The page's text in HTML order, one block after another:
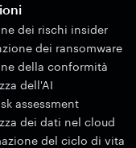
dei rischi insider
dei ransomware
della conformità
dell'AI
assessment
dei dati nel cloud
del ciclo di vita